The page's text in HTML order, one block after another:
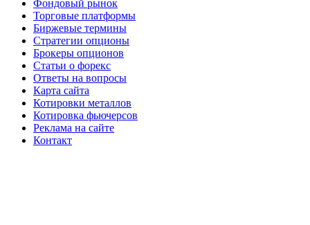
Фондовый рынок
Торговые платформы
Биржевые термины
Стратегии опционы
Брокеры опционов
Статьи о форекс
Ответы на вопросы
Карта сайта
Котировки металлов
Котировка фьючерсов
Реклама на сайте
Контакт